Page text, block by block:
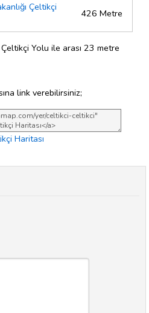
Çeltikçi
426 Metre
Yolu ile arası 23 metre
link verebilirsiniz;
Haritası